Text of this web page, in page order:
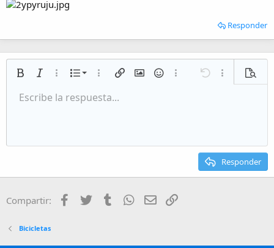
Responder
NegritaCursivaMás opciones…
Lista
Lista numerada
Lista desordenada
Más opciones…
Insertar enlace
Insertar imagen
EmoticonosMás opciones…
Deshacer
Más
Vista
Tamaño del texto
9
Color de texto
Fuente Arial
Trebuchet MS
TachadoSubrayado
AlineamientoAlineación izquierda
Paragraph format
Normal
Heading 2
CitarMultimedia
Insert table
Insert horizontal line
SpoilerCódigo
RehacerCambiar a código BB
Eliminar formato
BorradoresGuardar borrador
Escribe la respuesta...
Responder
Compartir: Facebook
Twitter TumblrWhatsApp
Email
Bicicletas